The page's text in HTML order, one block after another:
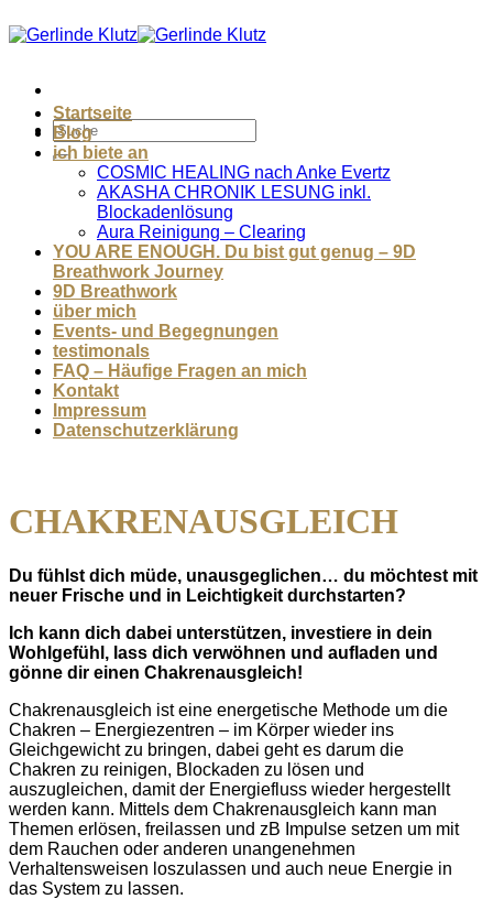
Inhalt
Startseite
Blog
ich biete an
COSMIC HEALING nach Anke Evertz
AKASHA CHRONIK LESUNG inkl.
Blockadenlösung
Aura Reinigung – Clearing
YOU ARE ENOUGH. Du bist gut genug – 9D
Breathwork Journey
9D Breathwork
über mich
Events- und Begegnungen
testimonals
FAQ – Häufige Fragen an mich
Kontakt
Impressum
Datenschutzerklärung
CHAKRENAUSGLEICH
Du fühlst dich müde, unausgeglichen… du möchtest mit
neuer Frische und in Leichtigkeit durchstarten?
Ich kann dich dabei unterstützen, investiere in dein
Wohlgefühl, lass dich verwöhnen und aufladen und
gönne dir einen Chakrenausgleich!
Chakrenausgleich ist eine energetische Methode um die
Chakren – Energiezentren – im Körper wieder ins
Gleichgewicht zu bringen, dabei geht es darum die
Chakren zu reinigen, Blockaden zu lösen und
auszugleichen, damit der Energiefluss wieder hergestellt
werden kann. Mittels dem Chakrenausgleich kann man
Themen erlösen, freilassen und zB Impulse setzen um mit
dem Rauchen oder anderen unangenehmen
Verhaltensweisen loszulassen und auch neue Energie in
das System zu lassen.